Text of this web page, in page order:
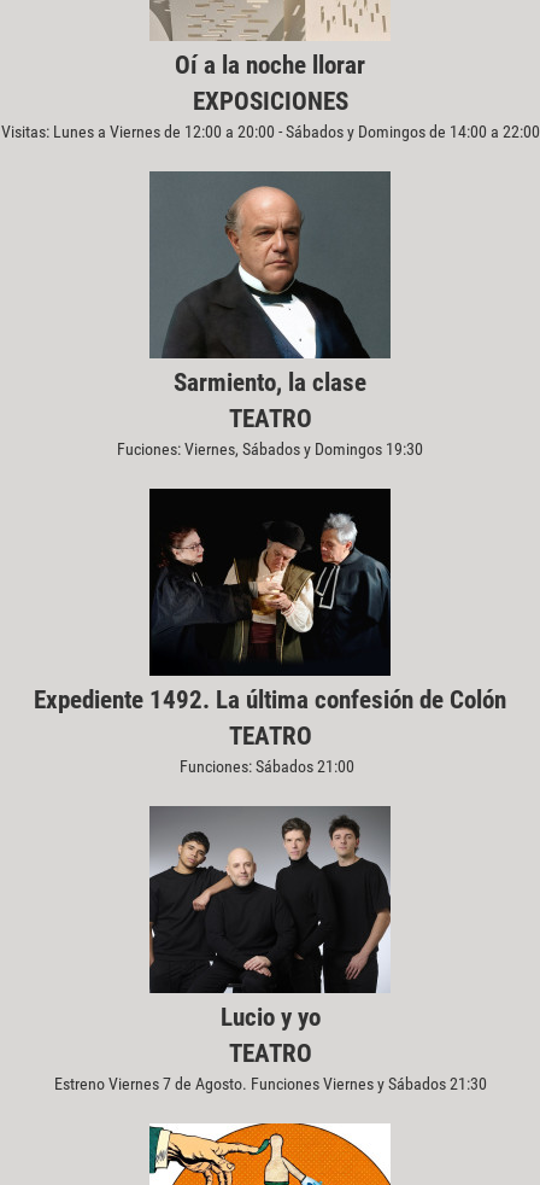
Oí a la noche llorar
EXPOSICIONES
Visitas: Lunes a Viernes de 12:00 a 20:00 - Sábados y Domingos de 14:00 a 22:00
Sarmiento, la clase
TEATRO
Fuciones: Viernes, Sábados y Domingos 19:30
Expediente 1492. La última confesión de Colón
TEATRO
Funciones: Sábados 21:00
Lucio y yo
TEATRO
Estreno Viernes 7 de Agosto. Funciones Viernes y Sábados 21:30